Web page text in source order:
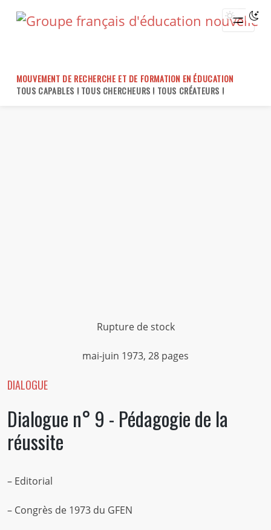
MOUVEMENT DE RECHERCHE ET DE FORMATION EN ÉDUCATION
TOUS CAPABLES ! TOUS CHERCHEURS ! TOUS CRÉATEURS !
Rupture de stock
mai-juin 1973, 28 pages
DIALOGUE
Dialogue n° 9 - Pédagogie de la
réussite
– Editorial
– Congrès de 1973 du GFEN